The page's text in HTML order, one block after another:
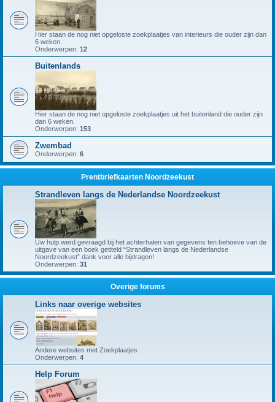
Hier staan de nog niet opgeloste zoekplaatjes van interieurs die ouder zijn dan
6 weken.
Onderwerpen: 12
Buitenlands
Hier staan de nog niet opgeloste zoekplaatjes uit het buitenland die ouder zijn
dan 6 weken.
Onderwerpen: 153
Zwembad
Onderwerpen: 6
Prentbriefkaarten Noordzeekust
Strandleven langs de Nederlandse Noordzeekust
Uw hulp werd gevraagd bij het achterhalen van gegevens ten behoeve van de
uitgave van een boek getiteld “Strandleven langs de Nederlandse
Noordzeekust” dank voor alle bijdragen!
Onderwerpen: 31
Overige forums
Links naar overige websites
Andere websites met Zoekplaatjes
Onderwerpen: 4
Help Forum